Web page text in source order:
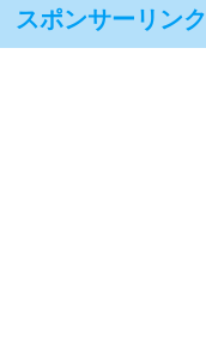
スポンサーリンク